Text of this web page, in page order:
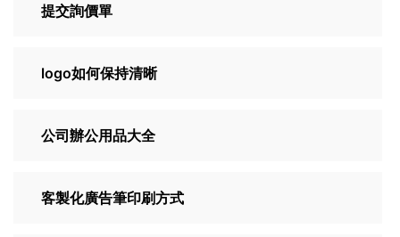
提交詢價單
logo如何保持清晰
公司辦公用品大全
客製化廣告筆印刷方式